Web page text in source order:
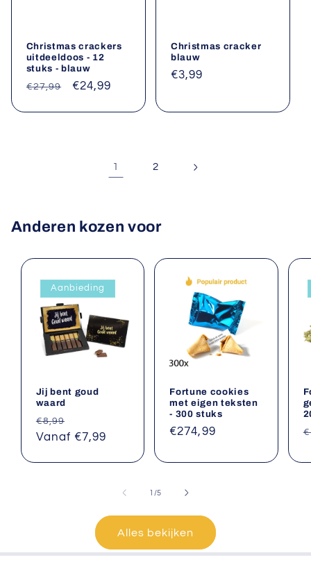
Christmas crackers
uitdeeldoos - 12
stuks - blauw
Normale
€27,99 Aanbiedingsprijs
€24,99
Christmas cracker
blauw
Normale
€3,99
1 2
Anderen kozen voor
Aanbieding
Jij bent goud
waard
Normale
prijs
€8,99
Vanaf €7,99
Fortune cookies
met eigen teksten
- 300 stuks
Normale
€274,99
1 /van
5
Alles bekijken